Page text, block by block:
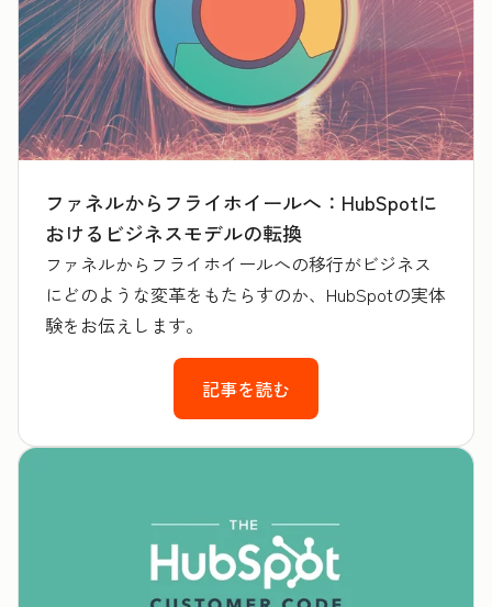
ファネルからフライホイールへ：HubSpotに
おけるビジネスモデルの転換
ファネルからフライホイールへの移行がビジネス
にどのような変革をもたらすのか、HubSpotの実体
験をお伝えします。
記事を読む